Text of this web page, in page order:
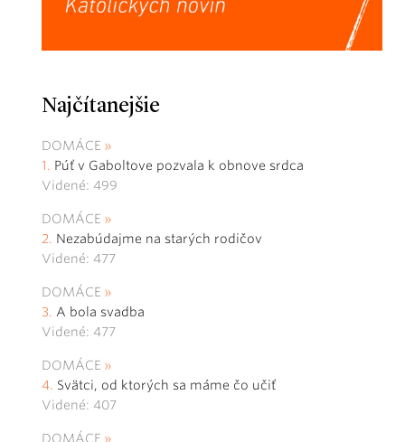
Najčítanejšie
DOMÁCE
Púť v Gaboltove pozvala k obnove srdca
Videné: 499
DOMÁCE
Nezabúdajme na starých rodičov
Videné: 477
DOMÁCE
A bola svadba
Videné: 477
DOMÁCE
Svätci, od ktorých sa máme čo učiť
Videné: 407
DOMÁCE